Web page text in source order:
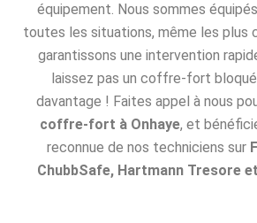
équipement. Nous sommes
toutes les situations, même les plus
garantissons une intervention
laissez pas un coffre-fort
davantage ! Faites appel à nous
coffre-fort à Onhaye, et
reconnue de nos techniciens sur
ChubbSafe, Hartmann Tresore